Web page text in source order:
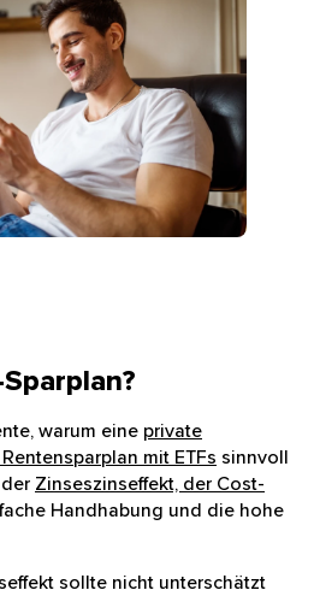
warum eine private
mit ETFs sinnvoll
Zinseszinseffekt, der Cost-
Handhabung und die hohe
sollte nicht unterschätzt